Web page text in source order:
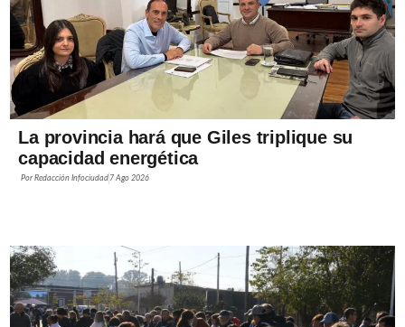
La provincia hará que Giles triplique su
capacidad energética
PorRedacción Infociudad 7 Ago 2026